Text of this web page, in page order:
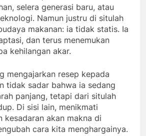
selera generasi baru, atau
Namun justru di situlah
makanan: ia tidak statis. Ia
dan terus menemukan
kehilangan akar.
mengajarkan resep kepada
tidak sadar bahwa ia sedang
panjang, tetapi dari situlah
Di sisi lain, menikmati
kesadaran akan makna di
cara kita menghargainya.